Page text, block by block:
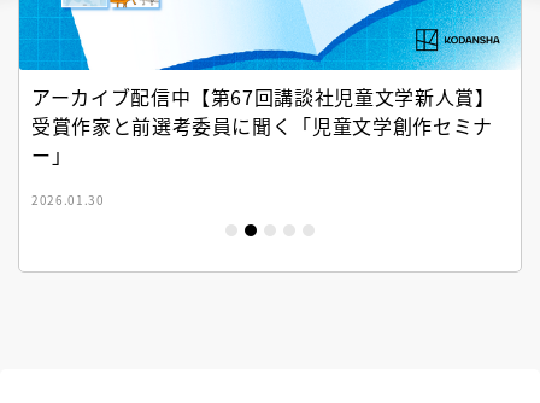
アーカイブ配信中【第67回講談社児童文学新人賞】
受賞作家と前選考委員に聞く「児童文学創作セミナ
ー」
2026.01.30